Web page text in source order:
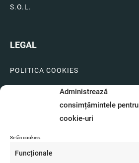
Administrează
consimțămintele pentru
cookie-uri
Setări cookies.
Funcționale
S.O.L.
LEGAL
POLITICA COOKIES
LIVRARI SI PLATI
GARANTIE SI SERVICE